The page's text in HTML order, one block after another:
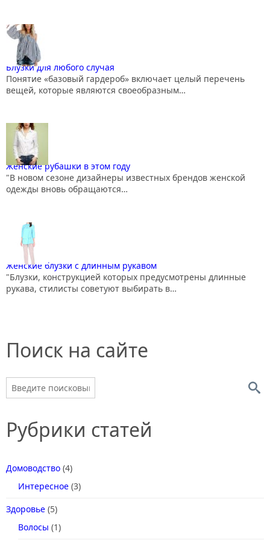
Блузки для любого случая
Понятие «базовый гардероб» включает целый перечень
вещей, которые являются своеобразным…
Женские рубашки в этом году
"В новом сезоне дизайнеры известных брендов женской
одежды вновь обращаются…
Женские блузки с длинным рукавом
"Блузки, конструкцией которых предусмотрены длинные
рукава, стилисты советуют выбирать в…
Поиск на сайте
Рубрики статей
Домоводство (4)
Интересное (3)
Здоровье (5)
Волосы (1)